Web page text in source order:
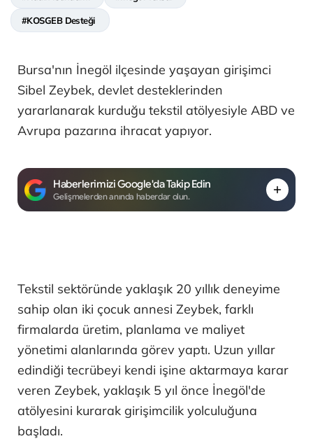
#KOSGEB Desteği
Bursa'nın İnegöl ilçesinde yaşayan girişimci
Sibel Zeybek, devlet desteklerinden
yararlanarak kurduğu tekstil atölyesiyle ABD ve
Avrupa pazarına ihracat yapıyor.
Haberlerimizi Google'da Takip Edin
Gelişmelerden anında haberdar olun.
Tekstil sektöründe yaklaşık 20 yıllık deneyime
sahip olan iki çocuk annesi Zeybek, farklı
firmalarda üretim, planlama ve maliyet
yönetimi alanlarında görev yaptı. Uzun yıllar
edindiği tecrübeyi kendi işine aktarmaya karar
veren Zeybek, yaklaşık 5 yıl önce İnegöl'de
atölyesini kurarak girişimcilik yolculuğuna
başladı.